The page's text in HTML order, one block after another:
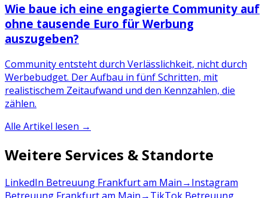
Wie baue ich eine engagierte Community auf
ohne tausende Euro für Werbung
auszugeben?
Community entsteht durch Verlässlichkeit, nicht durch
Werbebudget. Der Aufbau in fünf Schritten, mit
realistischem Zeitaufwand und den Kennzahlen, die
zählen.
Alle Artikel lesen →
Weitere Services & Standorte
LinkedIn Betreuung Frankfurt am Main→Instagram